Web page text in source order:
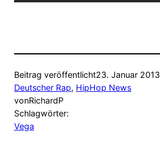
Beitrag veröffentlicht23. Januar 2013
Deutscher Rap, HipHop News
vonRichardP
Schlagwörter:
Vega